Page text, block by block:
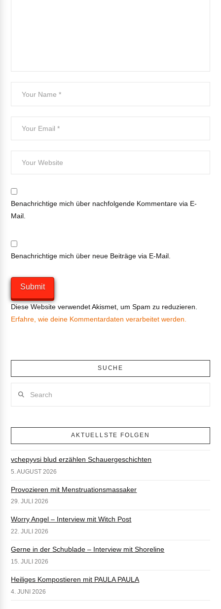
Benachrichtige mich über nachfolgende Kommentare via E-
Mail.
Benachrichtige mich über neue Beiträge via E-Mail.
Diese Website verwendet Akismet, um Spam zu reduzieren.
Erfahre, wie deine Kommentardaten verarbeitet werden.
SUCHE
AKTUELLSTE FOLGEN
vchepyvsi blud erzählen Schauergeschichten
5. AUGUST 2026
Provozieren mit Menstruationsmassaker
29. JULI 2026
Worry Angel – Interview mit Witch Post
22. JULI 2026
Gerne in der Schublade – Interview mit Shoreline
15. JULI 2026
Heiliges Kompostieren mit PAULA PAULA
4. JUNI 2026